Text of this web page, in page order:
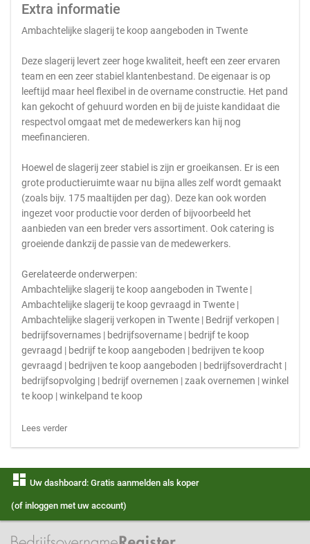
Extra informatie
Ambachtelijke slagerij te koop aangeboden in Twente
Deze slagerij levert zeer hoge kwaliteit, heeft een zeer ervaren
team en een zeer stabiel klantenbestand. De eigenaar is op
leeftijd maar heel flexibel in de overname constructie. Het pand
kan gekocht of gehuurd worden en bij de juiste kandidaat die
respectvol omgaat met de medewerkers kan hij nog
meefinancieren.
Hoewel de slagerij zeer stabiel is zijn er groeikansen. Er is een
grote productieruimte waar nu bijna alles zelf wordt gemaakt
(zoals bijv. 175 maaltijden per dag). Deze kan ook worden
ingezet voor productie voor derden of bijvoorbeeld het
aanbieden van een breder vers assortiment. Ook catering is
groeiende dankzij de passie van de medewerkers.
Gerelateerde onderwerpen:
Ambachtelijke slagerij te koop aangeboden in Twente |
Ambachtelijke slagerij te koop gevraagd in Twente |
Ambachtelijke slagerij verkopen in Twente | Bedrijf verkopen |
bedrijfsovernames | bedrijfsovername | bedrijf te koop
gevraagd | bedrijf te koop aangeboden | bedrijven te koop
gevraagd | bedrijven te koop aangeboden | bedrijfsoverdracht |
bedrijfsopvolging | bedrijf overnemen | zaak overnemen | winkel
te koop | winkelpand te koop
Lees verder
dashboard Uw dashboard: Gratis aanmelden als koper
(of inloggen met uw account)